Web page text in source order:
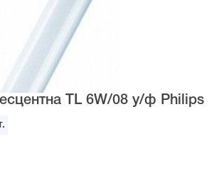
TL 6W/08 у/ф Philips